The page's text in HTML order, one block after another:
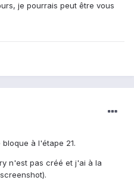
je pourrais peut être vous
à l'étape 21.
n'est pas créé et j'ai à la